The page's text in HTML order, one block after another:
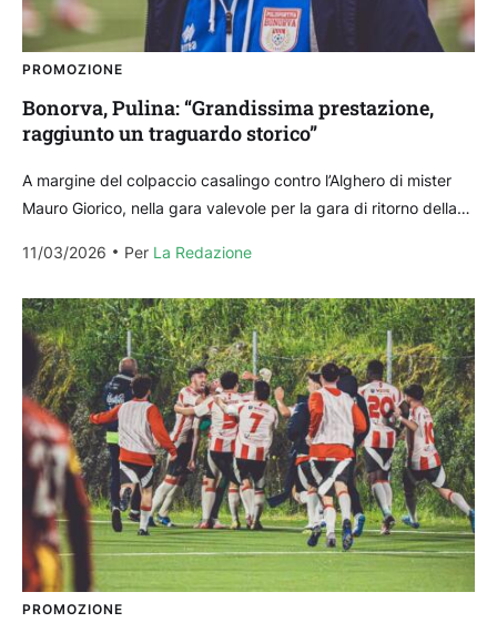
PROMOZIONE
Bonorva, Pulina: “Grandissima prestazione,
raggiunto un traguardo storico”
A margine del colpaccio casalingo contro l’Alghero di mister
Mauro Giorico, nella gara valevole per la gara di ritorno della
11/03/2026
Per La Redazione
PROMOZIONE